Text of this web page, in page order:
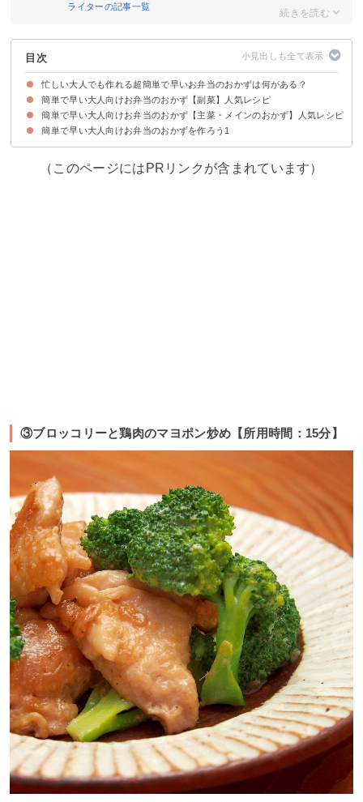
ライターの記事一覧
目次
忙しい大人でも作れる超簡単で早いお弁当のおかずは何がある？
簡単で早い大人向けお弁当のおかず【副菜】人気レシピ
①ちくわのマヨネーズ炒め【所用時間：5分】
②常備菜にもなるトマトマリネ【所用時間：10分】
③ズッキーニのチーズ焼き【所用時間：10分】
④作り置きできるきゅうりの黒コショウ漬け【所用時間：10分】
⑤ダイエット向きのこんにゃくの炒め物【所用時間：15分】
⑥さつまいもの煮物【所用時間：20分】
⑦シンプルないんげんのごま和え【所用時間：10分】
⑧小松菜と人参の彩りお浸し【所用時間：10分】
⑨5分でできるなすのステーキ【所用時間：5分】
⑩5分で簡単枝豆バター【所用時間：5分】
⑪デリ風かぼちゃサラダ【所用時間：15分】
簡単で早い大人向けお弁当のおかず【主菜・メインのおかず】人気レシピ
①サーモンのマヨネーズ焼き【所用時間：10分】
②簡単なエビマヨ【所用時間：15分】
③ブロッコリーと鶏肉のマヨポン炒め【所用時間：15分】
④鶏胸肉の簡単から揚げ【所用時間：20分】
⑤食べやすいオクラの肉巻き【所用時間：10分】
⑥野菜入りミートボール【所用時間：30分】
⑦スパイシーなハンバーグ【所用時間：20分】
⑧牛肉とパプリカの炒め物【所用時間：15分】
⑨食べやすい鶏肉のケチャップ炒め【所用時間：15分】
⑩簡単なとんかつ【所用時間：20分】
⑪マグロの煮物【所用時間：5分】
簡単で早い大人向けお弁当のおかずを作ろう1
（このページにはPRリンクが含まれています）
③ブロッコリーと鶏肉のマヨポン炒め【所用時間：15分】